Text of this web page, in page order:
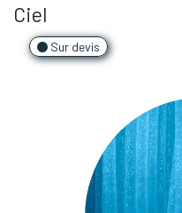
Ciel
Sur devis